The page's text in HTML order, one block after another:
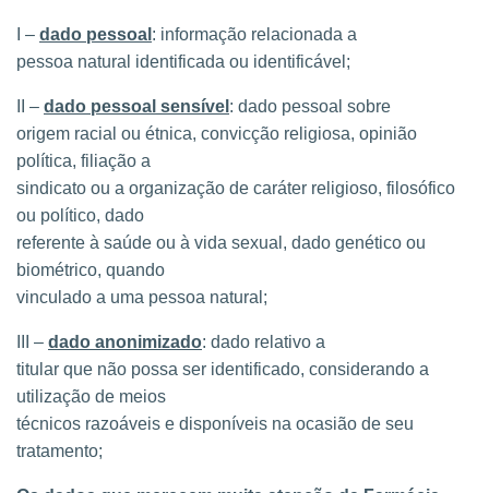
I – dado pessoal : informação relacionada a
pessoa natural identificada ou identificável;
II – dado pessoal sensível : dado pessoal sobre
origem racial ou étnica, convicção religiosa, opinião
política, filiação a
sindicato ou a organização de caráter religioso, filosófico
ou político, dado
referente à saúde ou à vida sexual, dado genético ou
biométrico, quando
vinculado a uma pessoa natural;
III – dado anonimizado: dado relativo a
titular que não possa ser identificado, considerando a
utilização de meios
técnicos razoáveis e disponíveis na ocasião de seu
tratamento;